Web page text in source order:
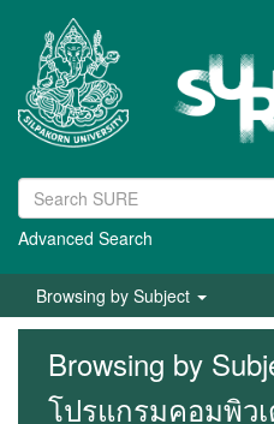
Advanced Search
Browsing by Subject
Browsing by
โปรแกรมคอมพิว